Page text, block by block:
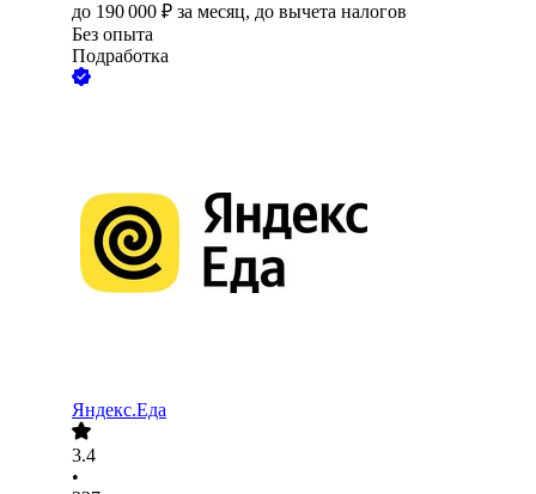
до 190 000 ₽ за месяц, до вычета налогов
Без опыта
Подработка
Яндекс.Еда
3.4
•